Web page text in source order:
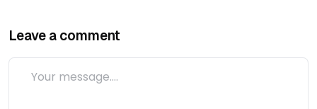
Leave a comment